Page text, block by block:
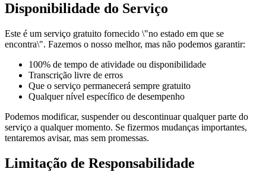
Disponibilidade do Serviço
Este é um serviço gratuito fornecido \"no estado em que se
encontra\". Fazemos o nosso melhor, mas não podemos garantir:
100% de tempo de atividade ou disponibilidade
Transcrição livre de erros
Que o serviço permanecerá sempre gratuito
Qualquer nível específico de desempenho
Podemos modificar, suspender ou descontinuar qualquer parte do
serviço a qualquer momento. Se fizermos mudanças importantes,
tentaremos avisar, mas sem promessas.
Limitação de Responsabilidade